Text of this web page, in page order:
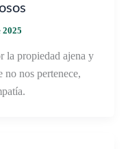
2025
la propiedad ajena y
no nos pertenece,